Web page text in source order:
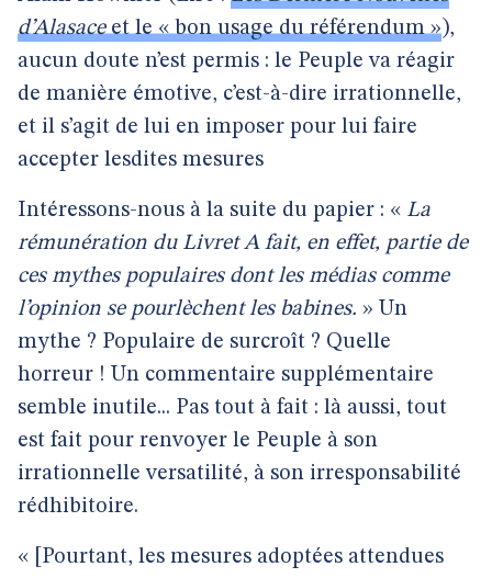
d’Alasaceet le « bon usage du référendum »),
aucun doute n’est permis : le Peuple va réagir
de manière émotive, c’est-à-dire irrationnelle,
et il s’agit de lui en imposer pour lui faire
accepter lesdites mesures
Intéressons-nous à la suite du papier : « La
rémunération du Livret A fait, en effet, partie de
ces mythes populaires dont les médias comme
l’opinion se pourlèchent les babines. » Un
mythe ? Populaire de surcroît ? Quelle
horreur ! Un commentaire supplémentaire
semble inutile... Pas tout à fait : là aussi, tout
est fait pour renvoyer le Peuple à son
irrationnelle versatilité, à son irresponsabilité
rédhibitoire.
« [Pourtant, les mesures adoptées attendues